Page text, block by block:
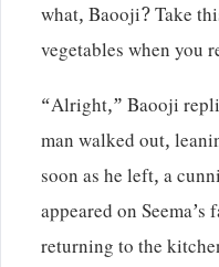
what, Baooji? Take
vegetables when you
“Alright,” Baooji
man walked out,
soon as he left, a
appeared on
returning to the